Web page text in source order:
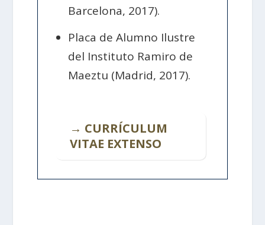
Barcelona, 2017).
Placa de Alumno Ilustre
del Instituto Ramiro de
Maeztu (Madrid, 2017).
→ CURRÍCULUM
VITAE EXTENSO